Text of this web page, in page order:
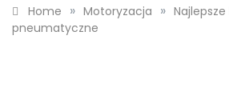
Home » Motoryzacja »
pneumatyczne